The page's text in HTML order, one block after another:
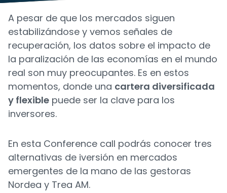
A pesar de que los mercados siguen
estabilizándose y vemos señales de
recuperación, los datos sobre el impacto de
la paralización de las economías en el mundo
real son muy preocupantes. Es en estos
momentos, donde una cartera diversificada
y flexible puede ser la clave para los
inversores.
En esta Conference call podrás conocer tres
alternativas de iversión en mercados
emergentes de la mano de las gestoras
Nordea y Trea AM.